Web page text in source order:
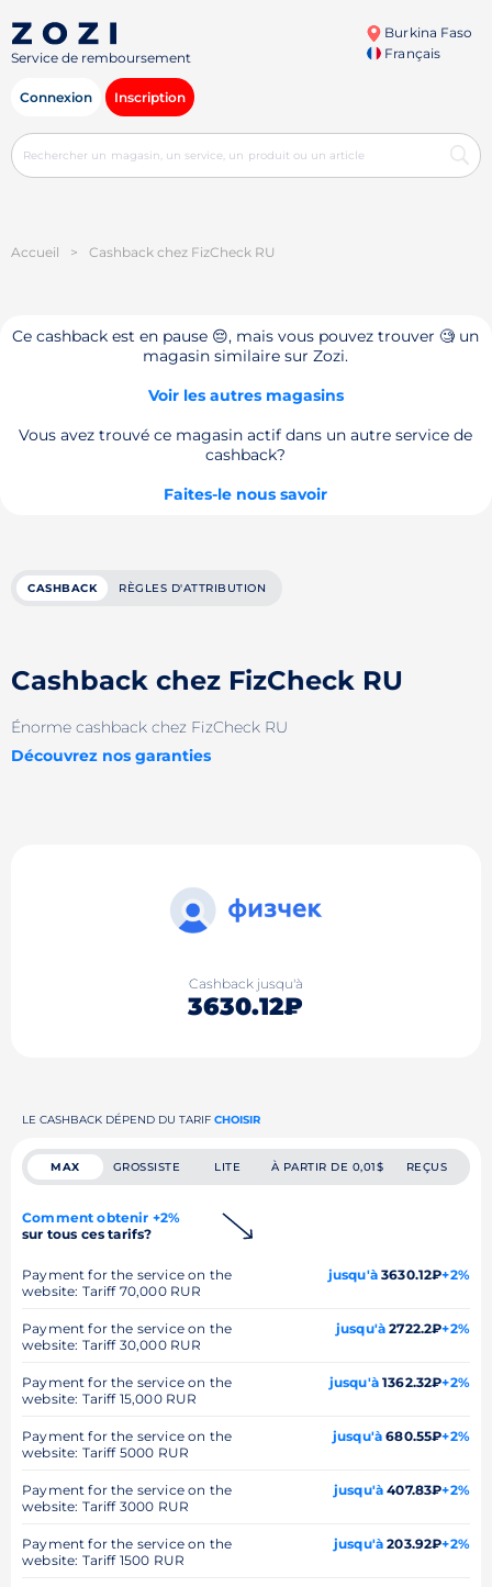
Service de remboursement
Burkina Faso
Français
Connexion Inscription
Accueil > Cashback chez FizCheck RU
Ce cashback est en pause 😔, mais vous pouvez trouver 🧐 un
magasin similaire sur Zozi.
Voir les autres magasins
Vous avez trouvé ce magasin actif dans un autre service de
cashback?
Faites-le nous savoir
CASHBACK RÈGLES D'ATTRIBUTION
Cashback chez FizCheck RU
Énorme cashback chez FizCheck RU
Découvrez nos garanties
Cashback jusqu'à
3630.12₽
LE CASHBACK DÉPEND DU TARIF CHOISIR
MAX GROSSISTE LITE À PARTIR DE 0,01$ REÇUS
Comment obtenir +2%
sur tous ces tarifs?
Payment for the service on the
website: Tariff 70,000 RUR
jusqu'à3630.12₽+2%
Payment for the service on the
website: Tariff 30,000 RUR
jusqu'à 2722.2₽+2%
Payment for the service on the
website: Tariff 15,000 RUR
jusqu'à1362.32₽+2%
Payment for the service on the
website: Tariff 5000 RUR
jusqu'à 680.55₽+2%
Payment for the service on the
website: Tariff 3000 RUR
jusqu'à 407.83₽+2%
Payment for the service on the
website: Tariff 1500 RUR
jusqu'à 203.92₽+2%